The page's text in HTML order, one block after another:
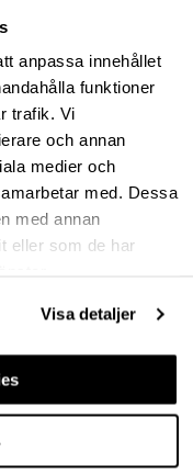
anpassa innehållet
funktioner
trafik. Vi
och annan
medier och
med. Dessa
med annan
eller som de har
Visa detaljer